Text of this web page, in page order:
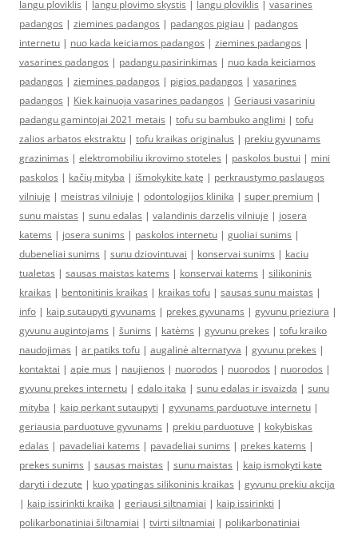
langu ploviklis | langu plovimo skystis | langu ploviklis | vasarines
padangos | ziemines padangos | padangos pigiau | padangos
internetu | nuo kada keiciamos padangos | ziemines padangos |
vasarines padangos | padangu pasirinkimas | nuo kada keiciamos
padangos | ziemines padangos | pigios padangos | vasarines
padangos | Kiek kainuoja vasarines padangos | Geriausi vasariniu
padangu gamintojai 2021 metais | tofu su bambuko anglimi | tofu
zalios arbatos ekstraktu | tofu kraikas originalus | prekiu gyvunams
grazinimas | elektromobiliu ikrovimo stoteles | paskolos bustui | mini
paskolos | kačių mityba | išmokykite katę | perkraustymo paslaugos
vilniuje | meistras vilniuje | odontologijos klinika | super premium |
sunu maistas | sunu edalas | valandinis darzelis vilniuje | josera
katems | josera sunims | paskolos internetu | guoliai sunims |
dubeneliai sunims | sunu dziovintuvai | konservai sunims | kaciu
tualetas | sausas maistas katems | konservai katems | silikoninis
kraikas | bentonitinis kraikas | kraikas tofu | sausas sunu maistas |
info | kaip sutaupyti gyvunams | prekes gyvunams | gyvunu prieziura |
gyvunu augintojams | šunims | katėms | gyvunu prekes | tofu kraiko
naudojimas | ar patiks tofu | augalinė alternatyva | gyvunu prekes |
kontaktai | apie mus | naujienos | nuorodos | nuorodos | nuorodos |
gyvunu prekes internetu | edalo itaka | sunu edalas ir isvaizda | sunu
mityba | kaip perkant sutaupyti | gyvunams parduotuve internetu |
geriausia parduotuve gyvunams | prekiu parduotuve | kokybiskas
edalas | pavadeliai katems | pavadeliai sunims | prekes katems |
prekes sunims | sausas maistas | sunu maistas | kaip ismokyti kate
daryti i dezute | kuo ypatingas silikoninis kraikas | gyvunu prekiu akcija
| kaip issirinkti kraika | geriausi siltnamiai | kaip issirinkti |
polikarbonatiniai šiltnamiai | tvirti siltnamiai | polikarbonatiniai